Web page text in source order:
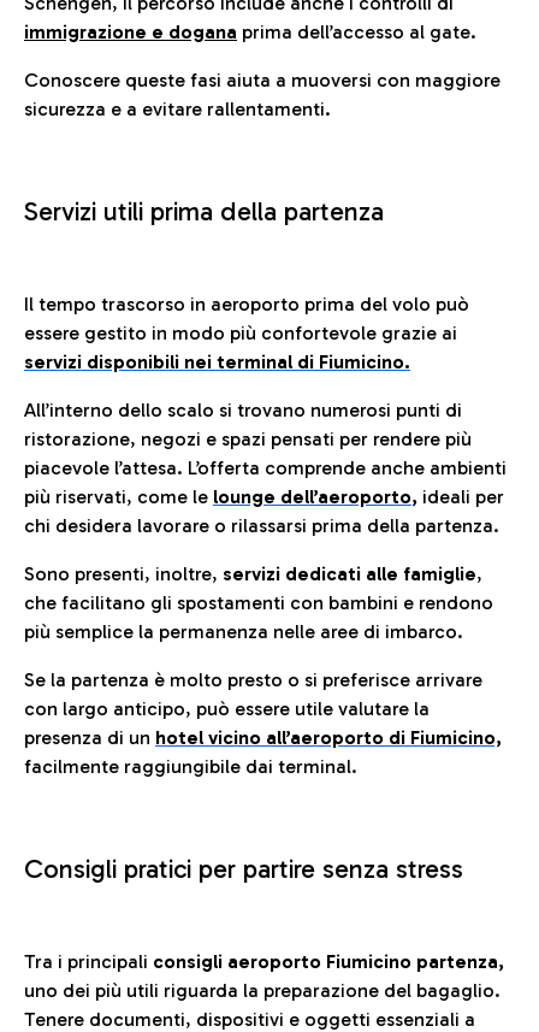
immigrazione e dogana prima dell’accesso al gate.
Conoscere queste fasi aiuta a muoversi con maggiore
sicurezza e a evitare rallentamenti.
Servizi utili prima della partenza
Il tempo trascorso in aeroporto prima del volo può
essere gestito in modo più confortevole grazie ai
servizi disponibili nei terminal di Fiumicino.
All’interno dello scalo si trovano numerosi punti di
ristorazione, negozi e spazi pensati per rendere più
piacevole l’attesa. L’offerta comprende anche ambienti
più riservati, come le lounge dell’aeroporto, ideali per
chi desidera lavorare o rilassarsi prima della partenza.
Sono presenti, inoltre, servizi dedicati alle famiglie,
che facilitano gli spostamenti con bambini e rendono
più semplice la permanenza nelle aree di imbarco.
Se la partenza è molto presto o si preferisce arrivare
con largo anticipo, può essere utile valutare la
presenza di un hotel vicino all’aeroporto di Fiumicino,
facilmente raggiungibile dai terminal.
Consigli pratici per partire senza stress
Tra i principali consigli aeroporto Fiumicino partenza,
uno dei più utili riguarda la preparazione del bagaglio.
Tenere documenti, dispositivi e oggetti essenziali a